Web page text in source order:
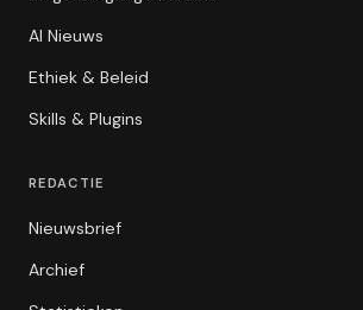
AI Nieuws
Ethiek & Beleid
Skills & Plugins
REDACTIE
Nieuwsbrief
Archief